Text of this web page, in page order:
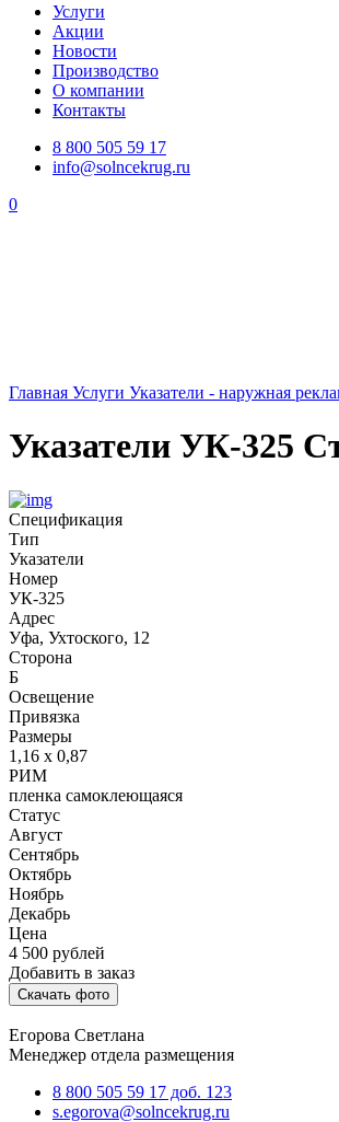
Услуги
Акции
Новости
Производство
О компании
Контакты
8 800 505 59 17
info@solncekrug.ru
0
Главная Услуги Указатели - наружная
Указатели УК-325
Спецификация
Тип
Указатели
Номер
УК-325
Адрес
Уфа, Ухтоского, 12
Сторона
Б
Освещение
Привязка
Размеры
1,16 х 0,87
РИМ
пленка самоклеющаяся
Статус
Август
Сентябрь
Октябрь
Ноябрь
Декабрь
Цена
4 500 рублей
Добавить в заказ
Скачать фото
Егорова Светлана
Менеджер отдела размещения
8 800 505 59 17 доб. 123
s.egorova@solncekrug.ru